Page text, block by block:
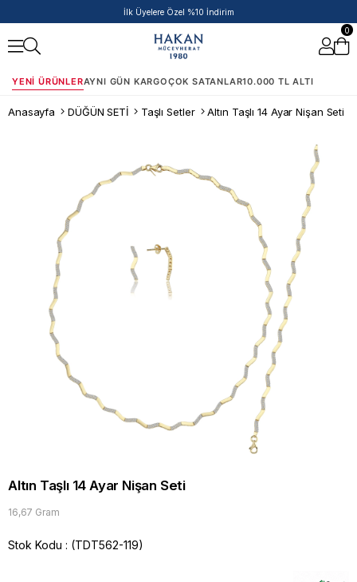
50.000 TL ve Üzeri Siparişlere Ek %5 İndirim Fırsatı!
0
YENI ÜRÜNLERAYNI GÜN KARGOÇOK SATANLAR10.000 TL ALTI
Anasayfa DÜĞÜN SETİ Taşlı Setler Altın Taşlı 14 Ayar Nişan Seti
Altın Taşlı 14 Ayar Nişan Seti
16,67 Gram
Stok Kodu (TDT562-119)